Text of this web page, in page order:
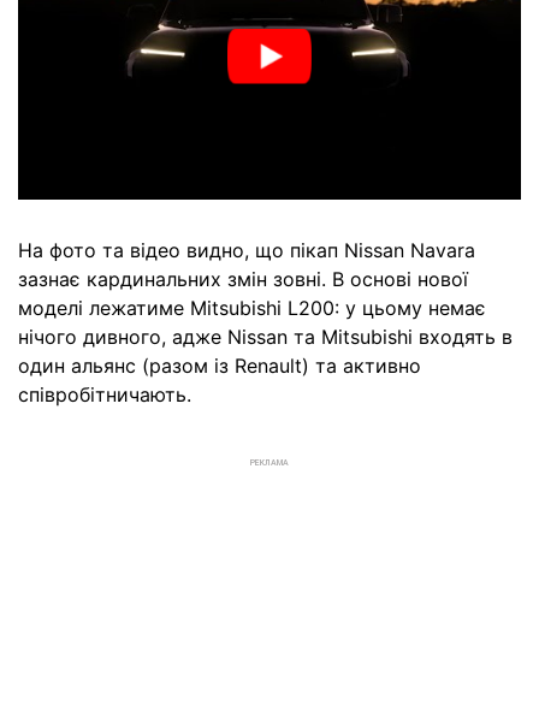
На фото та відео видно, що пікап Nissan Navara
зазнає кардинальних змін зовні. В основі нової
моделі лежатиме Mitsubishi L200: у цьому немає
нічого дивного, адже Nissan та Mitsubishi входять в
один альянс (разом із Renault) та активно
співробітничають.
РЕКЛАМА